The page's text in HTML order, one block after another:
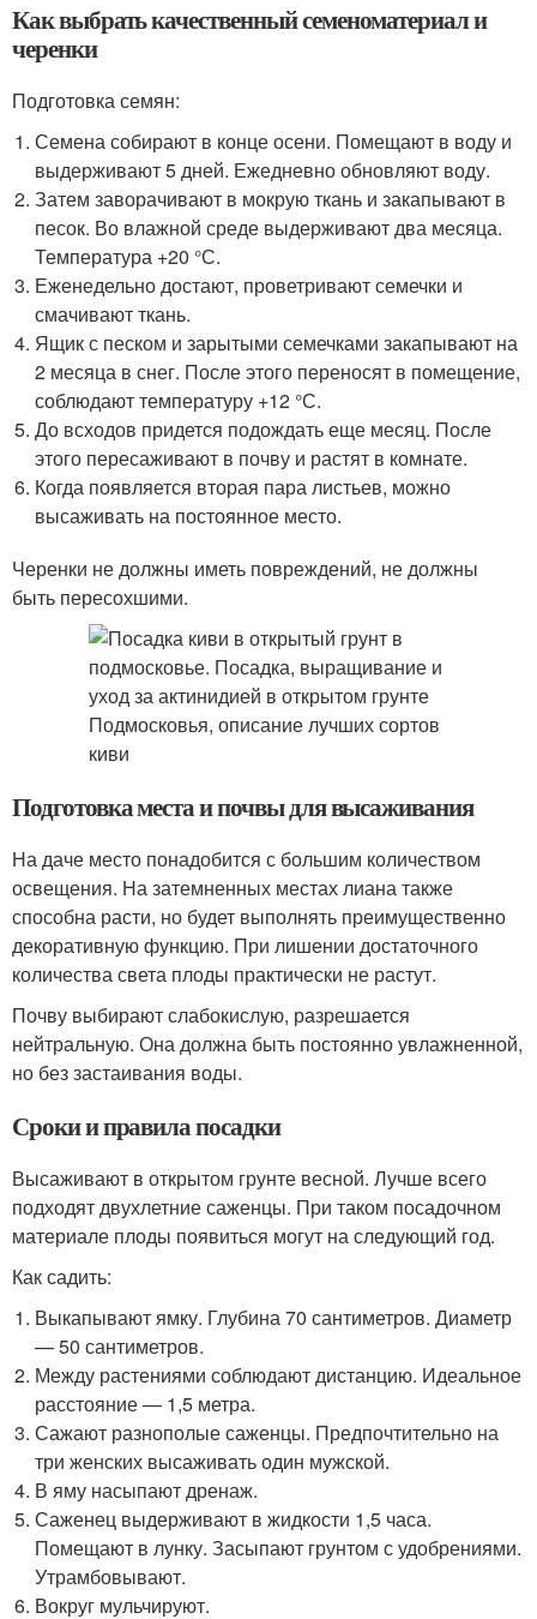
Как выбрать качественный семеноматериал и
черенки
Подготовка семян:
Семена собирают в конце осени. Помещают в воду и
выдерживают 5 дней. Ежедневно обновляют воду.
Затем заворачивают в мокрую ткань и закапывают в
песок. Во влажной среде выдерживают два месяца.
Температура +20 °С.
Еженедельно достают, проветривают семечки и
смачивают ткань.
Ящик с песком и зарытыми семечками закапывают на
2 месяца в снег. После этого переносят в помещение,
соблюдают температуру +12 °С.
До всходов придется подождать еще месяц. После
этого пересаживают в почву и растят в комнате.
Когда появляется вторая пара листьев, можно
высаживать на постоянное место.
Черенки не должны иметь повреждений, не должны
быть пересохшими.
Подготовка места и почвы для высаживания
На даче место понадобится с большим количеством
освещения. На затемненных местах лиана также
способна расти, но будет выполнять преимущественно
декоративную функцию. При лишении достаточного
количества света плоды практически не растут.
Почву выбирают слабокислую, разрешается
нейтральную. Она должна быть постоянно увлажненной,
но без застаивания воды.
Сроки и правила посадки
Высаживают в открытом грунте весной. Лучше всего
подходят двухлетние саженцы. При таком посадочном
материале плоды появиться могут на следующий год.
Как садить:
Выкапывают ямку. Глубина 70 сантиметров. Диаметр
— 50 сантиметров.
Между растениями соблюдают дистанцию. Идеальное
расстояние — 1,5 метра.
Сажают разнополые саженцы. Предпочтительно на
три женских высаживать один мужской.
В яму насыпают дренаж.
Саженец выдерживают в жидкости 1,5 часа.
Помещают в лунку. Засыпают грунтом с удобрениями.
Утрамбовывают.
Вокруг мульчируют.